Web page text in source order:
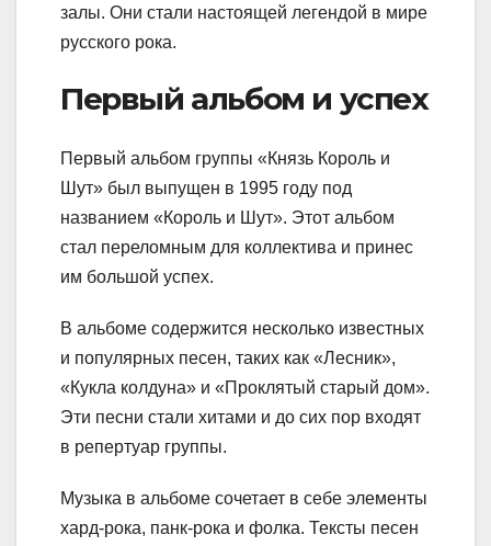
залы. Они стали настоящей легендой в мире
русского рока.
Первый альбом и успех
Первый альбом группы «Князь Король и
Шут» был выпущен в 1995 году под
названием «Король и Шут». Этот альбом
стал переломным для коллектива и принес
им большой успех.
В альбоме содержится несколько известных
и популярных песен, таких как «Лесник»,
«Кукла колдуна» и «Проклятый старый дом».
Эти песни стали хитами и до сих пор входят
в репертуар группы.
Музыка в альбоме сочетает в себе элементы
хард-рока, панк-рока и фолка. Тексты песен